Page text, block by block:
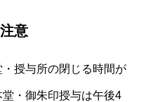
意
授与所の閉じる時間が
・御朱印授与は午後4